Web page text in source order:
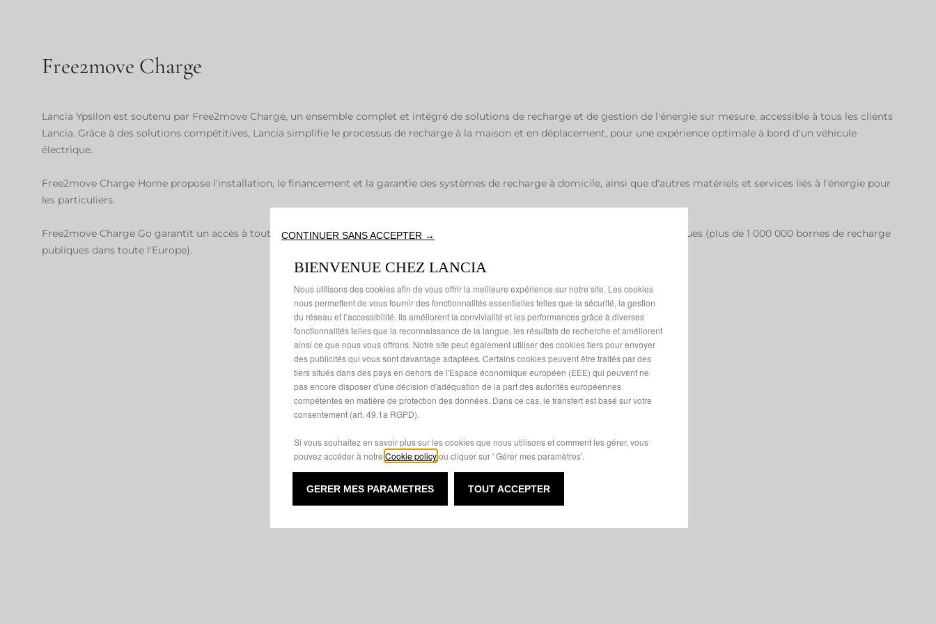
Free2move Charge
Lancia Ypsilon est soutenu par Free2move Charge, un ensemble complet et intégré de solutions de recharge et de gestion de l'énergie sur mesure, accessible à tous les clients
Lancia. Grâce à des solutions compétitives, Lancia simplifie le processus de recharge à la maison et en déplacement, pour une expérience optimale à bord d'un véhicule
électrique.
Free2move Charge Home propose l'installation, le financement et la garantie des systèmes de recharge à domicile, ainsi que d'autres matériels et services liés à l'énergie pour
les particuliers.
Free2move Charge Go garantit un accès à tout moment et en tout lieu au vaste réseau bien entretenu de bornes de recharge publiques (plus de 1 000 000 bornes de recharge
publiques dans toute l'Europe).
CONTINUER SANS ACCEPTER →
BIENVENUE CHEZ LANCIA
Nous utilisons des cookies afin de vous offrir la meilleure expérience sur notre site. Les cookies
nous permettent de vous fournir des fonctionnalités essentielles telles que la sécurité, la gestion
du réseau et l’accessibilité. Ils améliorent la convivialité et les performances grâce à diverses
fonctionnalités telles que la reconnaissance de la langue, les résultats de recherche et améliorent
ainsi ce que nous vous offrons. Notre site peut également utiliser des cookies tiers pour envoyer
des publicités qui vous sont davantage adaptées. Certains cookies peuvent être traités par des
tiers situés dans des pays en dehors de l'Espace économique européen (EEE) qui peuvent ne
pas encore disposer d'une décision d'adéquation de la part des autorités européennes
compétentes en matière de protection des données. Dans ce cas, le transfert est basé sur votre
consentement (art. 49.1a RGPD).
Si vous souhaitez en savoir plus sur les cookies que nous utilisons et comment les gérer, vous
pouvez accéder à notre Cookie policyou cliquer sur ' Gérer mes paramètres'.
GERER MES PARAMETRES TOUT ACCEPTER